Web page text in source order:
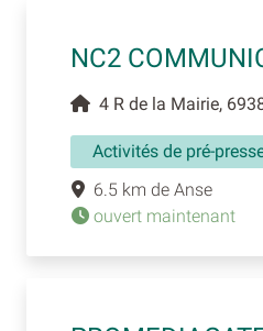
NC2
4 R de la Mairie,
Activités de pré-
6.5 km de Anse
ouvert maintenant